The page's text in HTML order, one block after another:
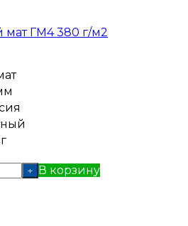
мат ГМ4 380 г/м2
+ В корзину